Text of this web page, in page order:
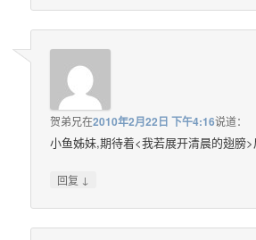
贺弟兄在2010年2月22日 下午4:16说道：
小鱼姊妹,期待着<我若展开清晨的翅膀
回复 ↓